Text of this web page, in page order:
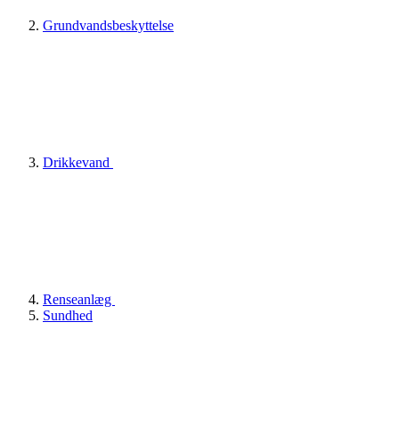
Grundvandsbeskyttelse
Drikkevand
Renseanlæg
Sundhed